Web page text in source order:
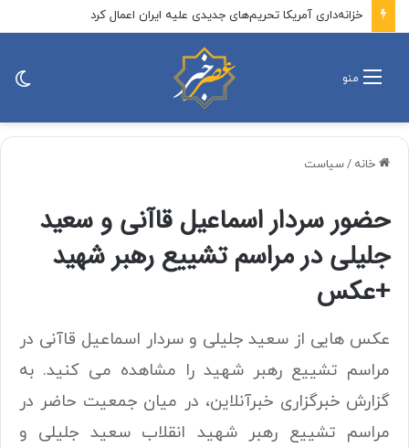
خزانه‌داری آمریکا تحریم‌های جدیدی علیه ایران اعمال کرد
منو
خانه /سیاست
حضور سردار اسماعیل قاآنی و سعید
جلیلی در مراسم تشییع رهبر شهید
+عکس
عکس هایی از سعید جلیلی و سردار اسماعیل قاآنی در
مراسم تشییع رهبر شهید را مشاهده می کنید. به
گزارش خبرگزاری خبرآنلاین، در میان جمعیت حاضر در
مراسم تشییع رهبر شهید انقلاب سعید جلیلی و